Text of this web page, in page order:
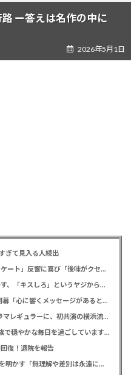
ー答えは名作の中に
2026年5月1日
ぎて見入る人続出
板垣李光人 主演映画「口に関するアンケート」反響に喜び「後味がクセになる、と」
元フジ渡邊渚 フラッシュバックを明かす、「キスしろ」というヤジからパニックに… 「1人の人間の人生に、当たり前の生活を奪った人が全て悪い」
WEST. 濵田崇裕 朗読劇「たもつん」開幕「心に響くメッセージがあると感じています」
小栗旬 「LOST10」で5年ぶり民放ドラマレギュラーに、初共演の横浜流星とバディ役「もう最高です」
【祝】山本舞香 第1子出産を発表「家族で穏やかな毎日を過ごしています」、夫はマイファスHiro
復！退院を報告
元フジ渡邊渚アナ PTSD公表への思いを明かす「無理解や差別は永遠に変わらない」「同じ病気になったことのない人間にはわからない」